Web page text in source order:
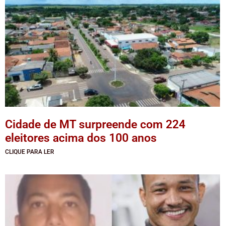
Cidade de MT surpreende com 224
eleitores acima dos 100 anos
CLIQUE PARA LER